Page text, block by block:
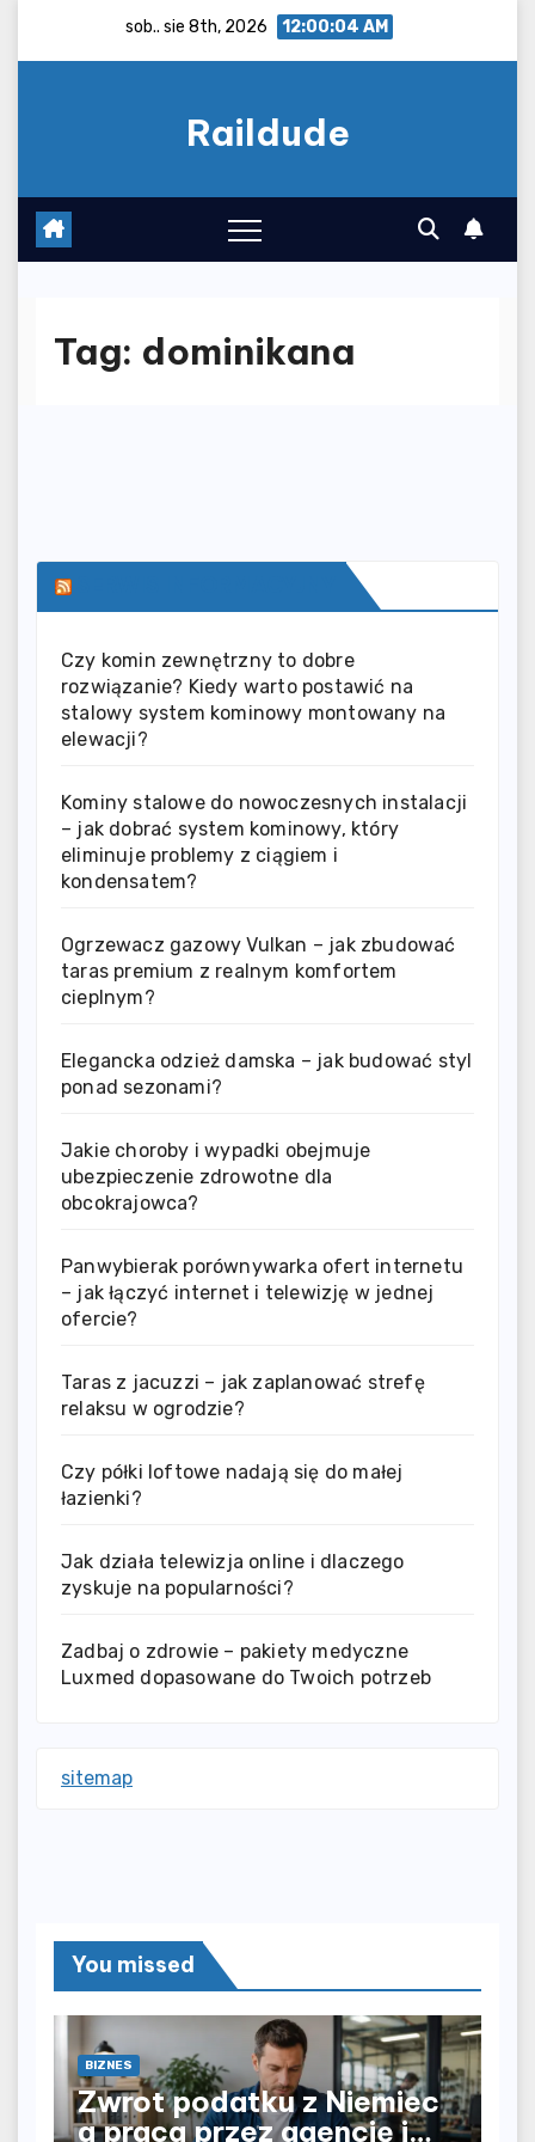
sob.. sie 8th, 2026 12:00:04 AM
Raildude
Tag: dominikana
Czy komin zewnętrzny to dobre
rozwiązanie? Kiedy warto postawić na
stalowy system kominowy montowany na
elewacji?
Kominy stalowe do nowoczesnych instalacji
– jak dobrać system kominowy, który
eliminuje problemy z ciągiem i
kondensatem?
Ogrzewacz gazowy Vulkan – jak zbudować
taras premium z realnym komfortem
cieplnym?
Elegancka odzież damska – jak budować styl
ponad sezonami?
Jakie choroby i wypadki obejmuje
ubezpieczenie zdrowotne dla
obcokrajowca?
Panwybierak porównywarka ofert internetu
– jak łączyć internet i telewizję w jednej
ofercie?
Taras z jacuzzi – jak zaplanować strefę
relaksu w ogrodzie?
Czy półki loftowe nadają się do małej
łazienki?
Jak działa telewizja online i dlaczego
zyskuje na popularności?
Zadbaj o zdrowie – pakiety medyczne
Luxmed dopasowane do Twoich potrzeb
sitemap
You missed
BIZNES
Zwrot podatku z Niemiec
a praca przez agencję i